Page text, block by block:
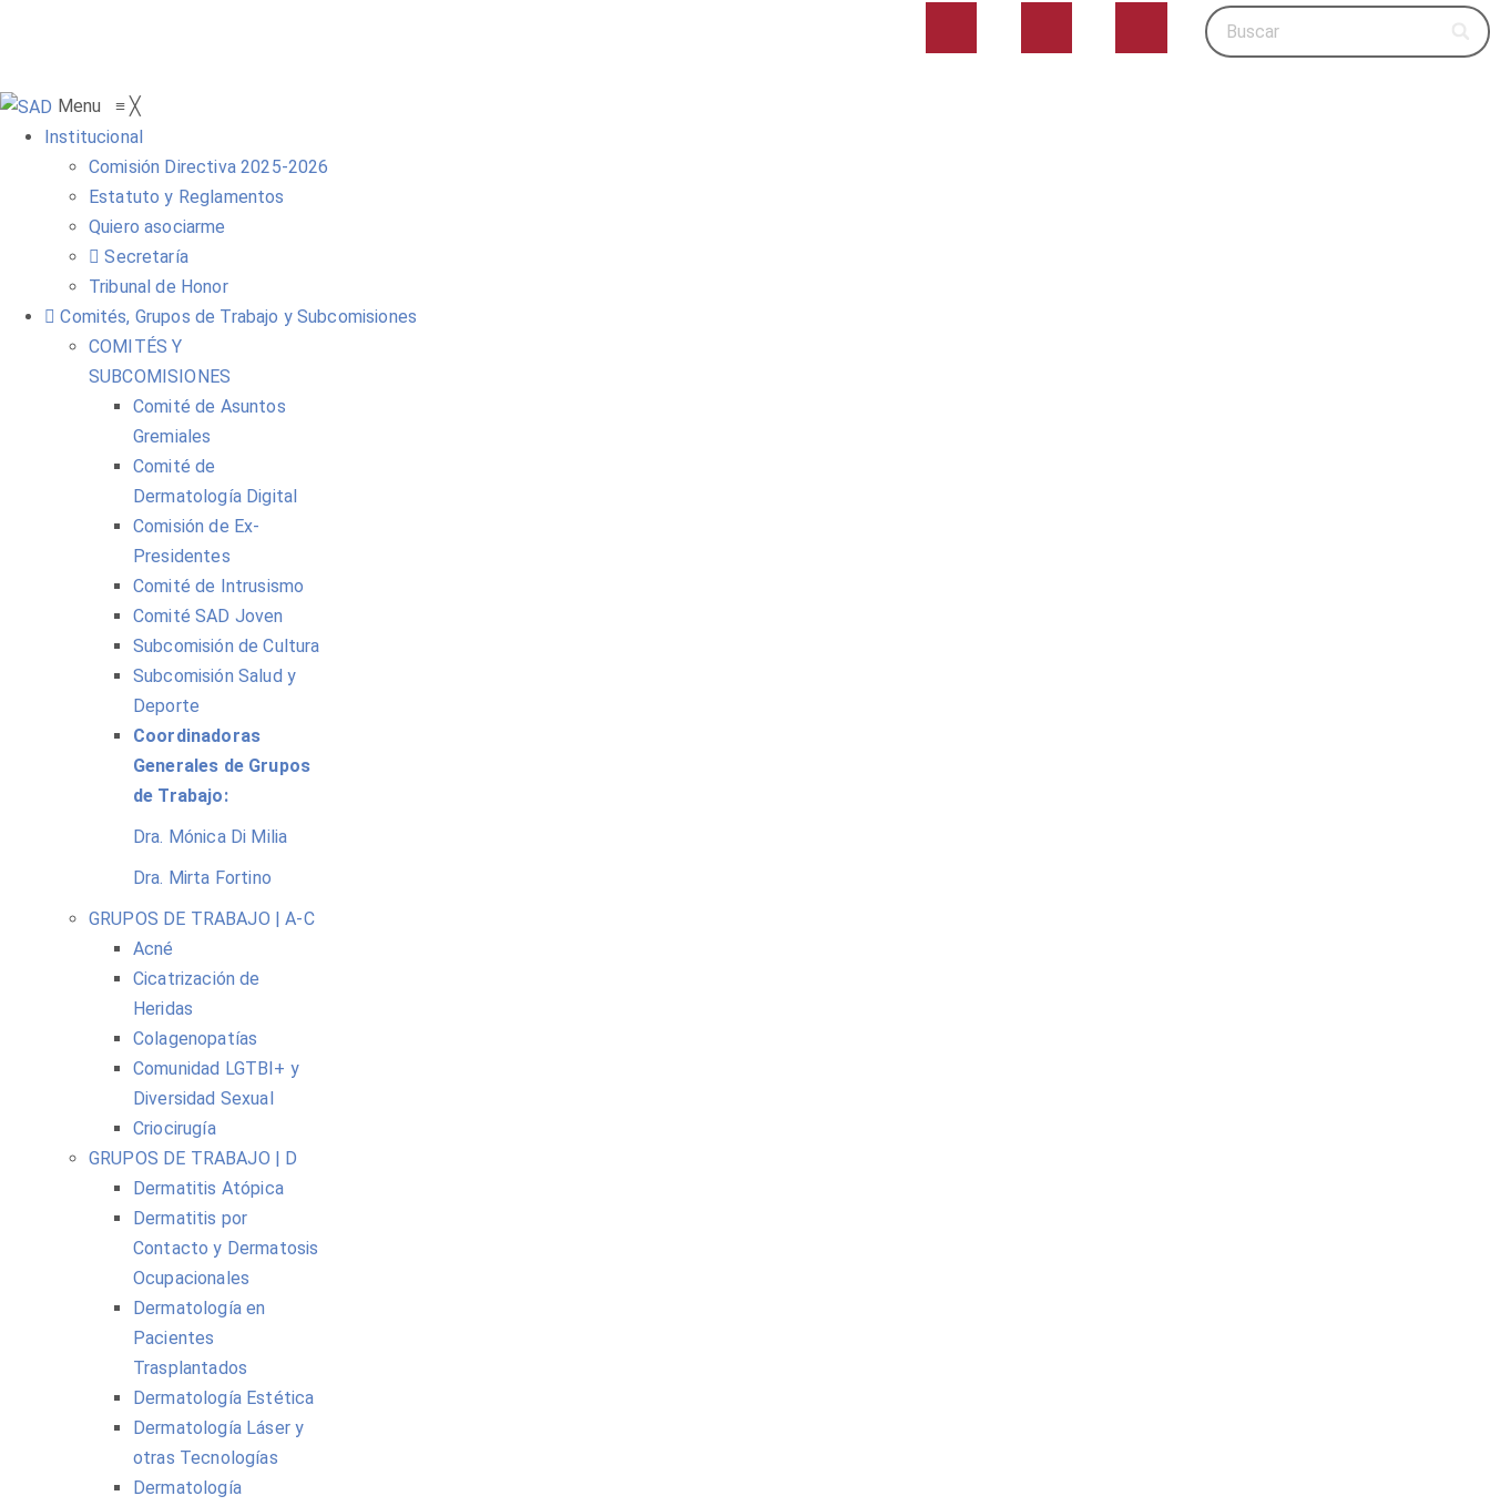
Menu ≡ ╳
Institucional
Comisión Directiva 2025-2026
Estatuto y Reglamentos
Quiero asociarme
Secretaría
Tribunal de Honor
Comités, Grupos de Trabajo y Subcomisiones
COMITÉS Y
SUBCOMISIONES
Comité de Asuntos
Gremiales
Comité de
Dermatología Digital
Comisión de Ex-
Presidentes
Comité de Intrusismo
Comité SAD Joven
Subcomisión de Cultura
Subcomisión Salud y
Deporte
Coordinadoras
Generales de Grupos
de Trabajo:
Dra. Mónica Di Milia
Dra. Mirta Fortino
GRUPOS DE TRABAJO | A-C
Acné
Cicatrización de
Heridas
Colagenopatías
Comunidad LGTBI+ y
Diversidad Sexual
Criocirugía
GRUPOS DE TRABAJO | D
Dermatitis Atópica
Dermatitis por
Contacto y Dermatosis
Ocupacionales
Dermatología en
Pacientes
Trasplantados
Dermatología Estética
Dermatología Láser y
otras Tecnologías
Dermatología